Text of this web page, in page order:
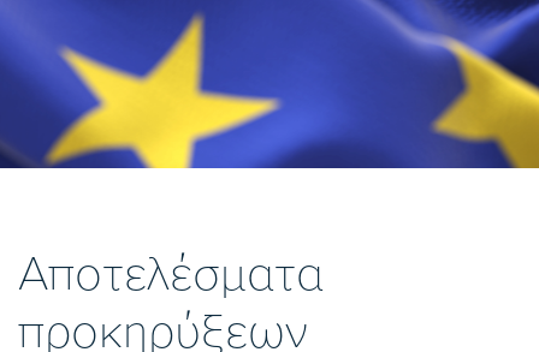
Αποτελέσματα
προκηρύξεων